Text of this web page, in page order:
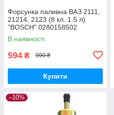
Форсунка паливна ВАЗ 2111,
21214, 2123 (8 кл. 1.5 л)
"BOSCH" 0280158502
В наявності
594 ₴ 990 ₴
Купити
–10%